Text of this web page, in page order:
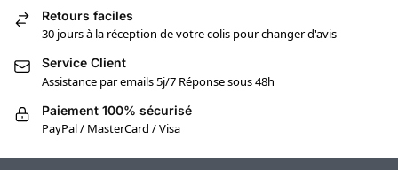
Retours faciles
30 jours à la réception de votre colis pour changer d'avis
Service Client
Assistance par emails 5j/7 Réponse sous 48h
Paiement 100% sécurisé
PayPal / MasterCard / Visa